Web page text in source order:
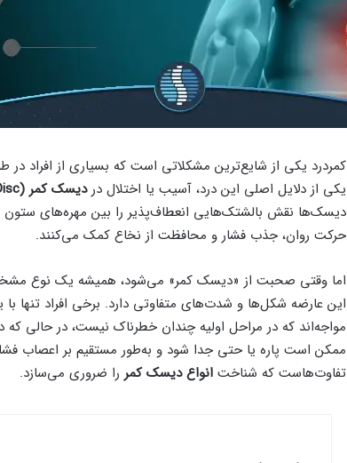
کمردرد یکی از شایع‌ترین مشکلاتی است که بسیاری از افراد در
یکی از دلایل اصلی این درد، آسیب یا اختلال دردیسک کمر (Lumbar Disc)
دیسک‌ها نقش بالشتک‌هایی انعطاف‌پذیر را بین مهره‌های ستون
حرکت روان، جذب فشار و محافظت از نخاع کمک می‌کنند.
اما وقتی صحبت از «دیسک کمر» می‌شود، همیشه یک نوع
این عارضه شکل‌ها و شدت‌های متفاوتی دارد. برخی افراد تنها
مواجه‌اند که در مراحل اولیه چندان خطرناک نیست، در حالی
ممکن است پاره یا حتی جدا شود و به‌طور مستقیم بر اعصاب
تفاوت‌هاست که شناخت انواع دیسک کمر را ضروری می‌سازد.